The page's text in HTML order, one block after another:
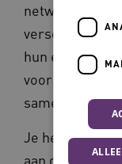
netwerken is
verschillende
hun eigen
voor
samenwerking
Je herkent
aan de